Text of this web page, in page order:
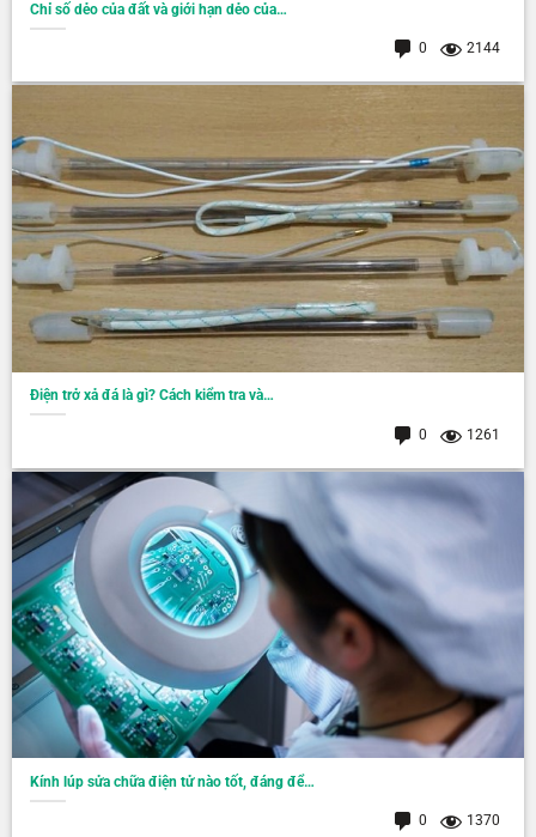
Chỉ số dẻo của đất và giới hạn dẻo của…
0 2144
Điện trở xả đá là gì? Cách kiểm tra và…
0 1261
Kính lúp sửa chữa điện tử nào tốt, đáng để…
0 1370